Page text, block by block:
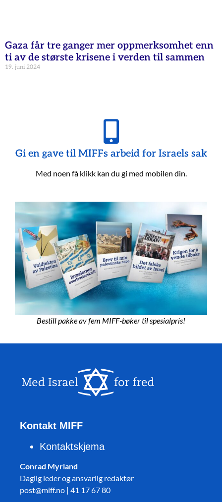
Gaza får tre ganger mer oppmerksomhet enn
ti av de største krisene i verden til sammen
19. juni 2024
Gi en gave til MIFFs arbeid for Israels sak
Med noen få klikk kan du gi med mobilen din.
Bestill pakke av fem MIFF-bøker til spesialpris!
Kontakt MIFF
Kontaktskjema
Conrad Myrland
Daglig leder og ansvarlig redaktør
post@miff.no | 41 17 67 80